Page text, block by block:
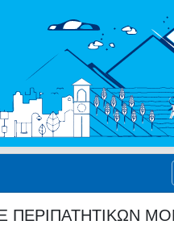
ΠΕΡΙΠΑΤΗΤΙΚΩΝ